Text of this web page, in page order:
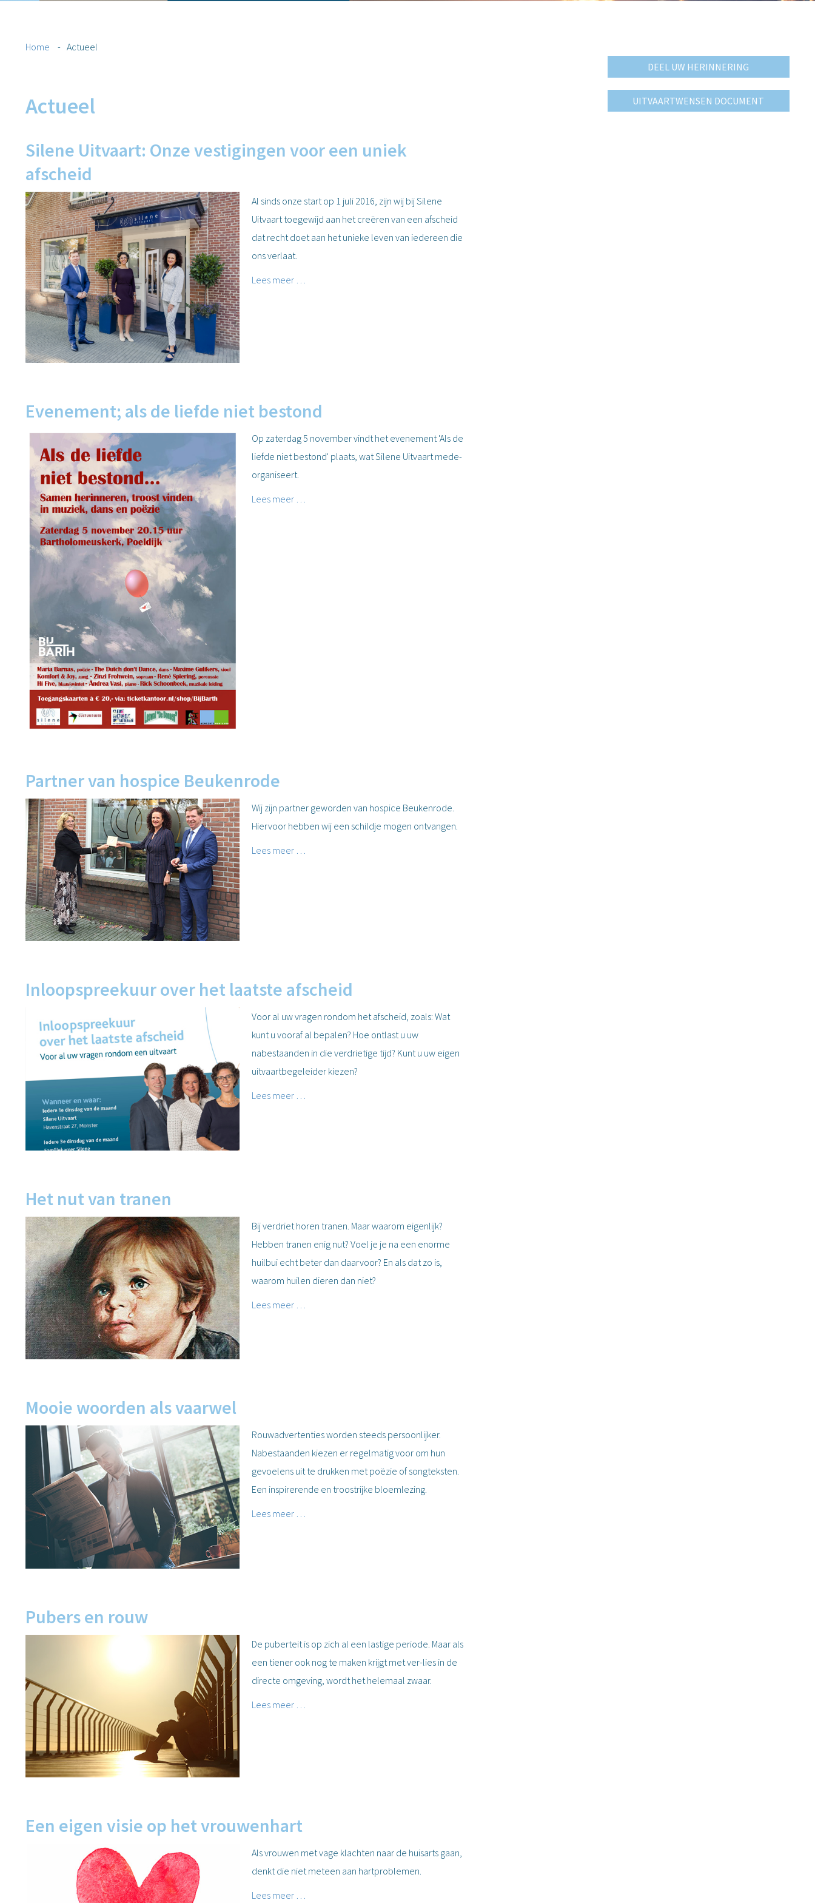
Home - Actueel
Actueel
Silene Uitvaart: Onze vestigingen voor een uniek
afscheid
Al sinds onze start op 1 juli 2016, zijn wij bij Silene
Uitvaart toegewijd aan het creëren van een afscheid
dat recht doet aan het unieke leven van iedereen die
ons verlaat.
Lees meer …
Evenement; als de liefde niet bestond
Op zaterdag 5 november vindt het evenement 'Als de
liefde niet bestond' plaats, wat Silene Uitvaart mede-
organiseert.
Lees meer …
Partner van hospice Beukenrode
Wij zijn partner geworden van hospice Beukenrode.
Hiervoor hebben wij een schildje mogen ontvangen.
Lees meer …
Inloopspreekuur over het laatste afscheid
Voor al uw vragen rondom het afscheid, zoals: Wat
kunt u vooraf al bepalen? Hoe ontlast u uw
nabestaanden in die verdrietige tijd? Kunt u uw eigen
uitvaartbegeleider kiezen?
Lees meer …
Het nut van tranen
Bij verdriet horen tranen. Maar waarom eigenlijk?
Hebben tranen enig nut? Voel je je na een enorme
huilbui echt beter dan daarvoor? En als dat zo is,
waarom huilen dieren dan niet?
Lees meer …
Mooie woorden als vaarwel
Rouwadvertenties worden steeds persoonlijker.
Nabestaanden kiezen er regelmatig voor om hun
gevoelens uit te drukken met poëzie of songteksten.
Een inspirerende en troostrijke bloemlezing.
Lees meer …
Pubers en rouw
De puberteit is op zich al een lastige periode. Maar als
een tiener ook nog te maken krijgt met ver-lies in de
directe omgeving, wordt het helemaal zwaar.
Lees meer …
Een eigen visie op het vrouwenhart
Als vrouwen met vage klachten naar de huisarts gaan,
denkt die niet meteen aan hartproblemen.
Lees meer …
DEEL UW HERINNERING
UITVAARTWENSEN DOCUMENT